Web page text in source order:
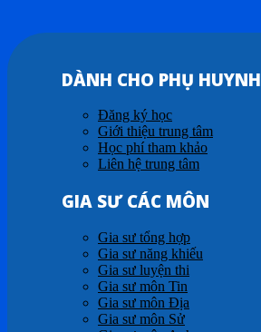
DÀNH CHO PHỤ HUYNH
Đăng ký học
Giới thiệu trung tâm
Học phí tham khảo
Liên hệ trung tâm
GIA SƯ CÁC MÔN
Gia sư tổng hợp
Gia sư năng khiếu
Gia sư luyện thi
Gia sư môn Tin
Gia sư môn Địa
Gia sư môn Sử